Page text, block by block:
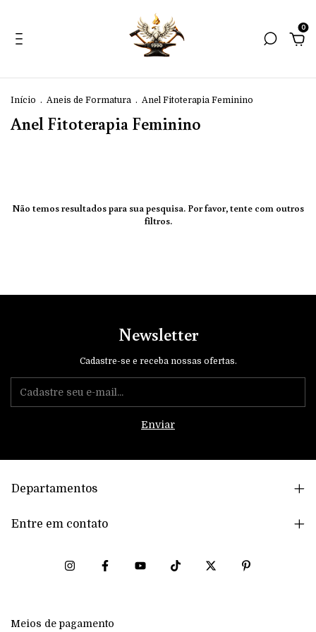
0
Início . Aneis de Formatura . Anel Fitoterapia Feminino
Anel Fitoterapia Feminino
Não temos resultados para sua pesquisa. Por favor, tente com outros
filtros.
Newsletter
Cadastre-se e receba nossas ofertas.
Departamentos
Entre em contato
Meios de pagamento